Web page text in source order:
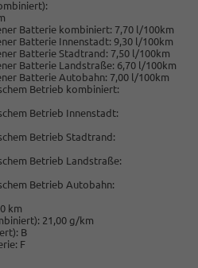
Batterie kombiniert: 7,70 l/100km
Batterie Innenstadt: 9,30 l/100km
Batterie Stadtrand: 7,50 l/100km
Batterie Landstraße: 6,70 l/100km
Batterie Autobahn: 7,00 l/100km
Betrieb kombiniert:
Betrieb Innenstadt:
Betrieb Stadtrand:
Betrieb Landstraße:
Betrieb Autobahn:
km
21,00 g/km
B
F